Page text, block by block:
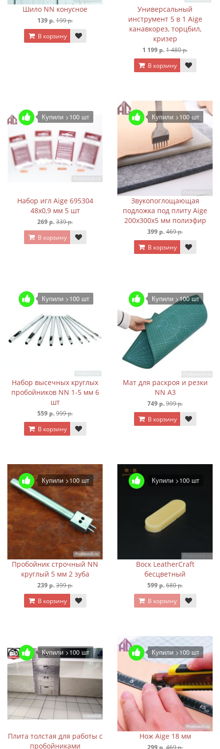
Шило NN конусное
139 р.199 р.
В корзину
Универсальный
инструмент 5 в 1 Aige
канавкорез, торцбил,
кризер
1 199 р.1 480 р.
В корзину
Купили >100 шт
Набор игл Aige 695304
48х0,9 мм 5 шт
269 р.339 р.
В корзину
Купили >100 шт
Звукопоглощающая
подложка под плиту Aige
200х300х5 мм полиэфир
399 р.469 р.
В корзину
Купили >100 шт
Набор высечных круглых
пробойников NN 1-5 мм 6
шт
559 р.999 р.
В корзину
Купили >100 шт
Мат для раскроя и резки
NN А3
749 р.999 р.
В корзину
Купили >100 шт
Пробойник строчный NN
круглый 5 мм 2 зуба
239 р.399 р.
В корзину
Купили >100 шт
Воск LeatherCraft
бесцветный
599 р.680 р.
В корзину
Купили >100 шт
Плита толстая для работы с
пробойниками
Купили >100 шт
Нож Aige 18 мм
299 р.469 р.